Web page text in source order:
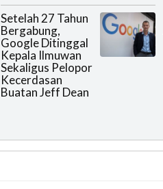
Setelah 27 Tahun
Bergabung,
Google Ditinggal
Kepala Ilmuwan
Sekaligus Pelopor
Kecerdasan
Buatan Jeff Dean